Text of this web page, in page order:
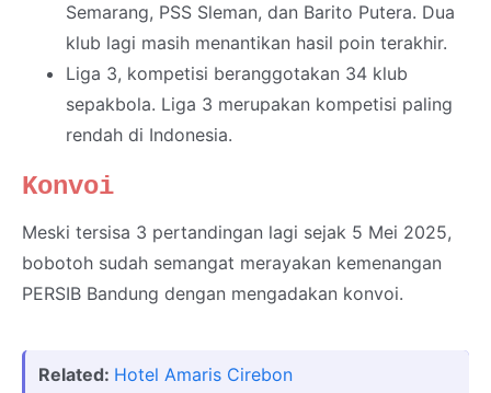
Semarang, PSS Sleman, dan Barito Putera. Dua
klub lagi masih menantikan hasil poin terakhir.
Liga 3, kompetisi beranggotakan 34 klub
sepakbola. Liga 3 merupakan kompetisi paling
rendah di Indonesia.
Konvoi
Meski tersisa 3 pertandingan lagi sejak 5 Mei 2025,
bobotoh sudah semangat merayakan kemenangan
PERSIB Bandung dengan mengadakan konvoi.
Related: Hotel Amaris Cirebon